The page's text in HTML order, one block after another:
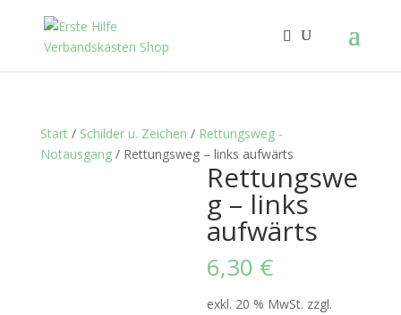
Start/ Schilder u. Zeichen / Rettungsweg -
Notausgang/ Rettungsweg – links aufwärts
Rettungswe
g – links
aufwärts
6,30 €
exkl. 20 % MwSt. zzgl.